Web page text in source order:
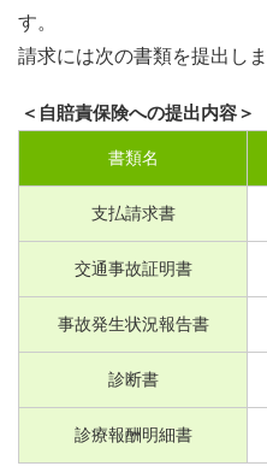
す。
請求には次の書類を提出しま
＜自賠責保険への提出内容＞
書類名
支払請求書
交通事故証明書
事故発生状況報告書
診断書
診療報酬明細書